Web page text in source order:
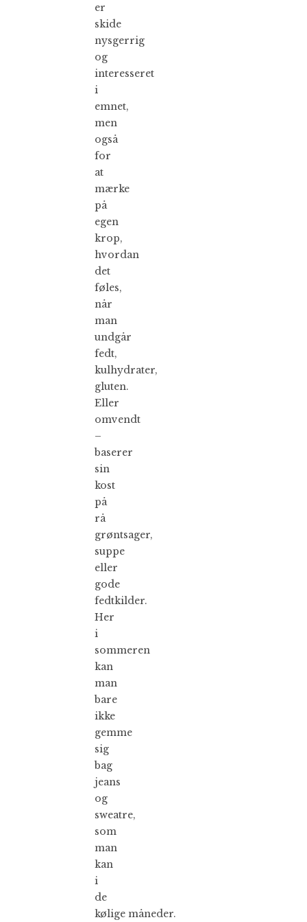
er
skide
nysgerrig
og
interesseret
i
emnet,
men
også
for
at
mærke
på
egen
krop,
hvordan
det
føles,
når
man
undgår
fedt,
kulhydrater,
gluten.
Eller
omvendt
–
baserer
sin
kost
på
rå
grøntsager,
suppe
eller
gode
fedtkilder.
Her
i
sommeren
kan
man
bare
ikke
gemme
sig
bag
jeans
og
sweatre,
som
man
kan
i
de
kølige måneder.